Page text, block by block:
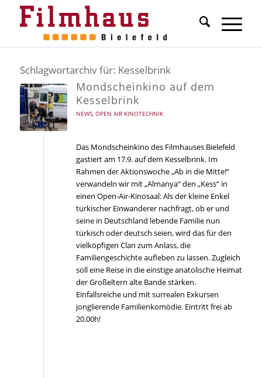
Schlagwortarchiv für: Kesselbrink
Mondscheinkino auf dem
Kesselbrink
NEWS, OPEN AIR KINOTECHNIK
Das Mondscheinkino des Filmhauses Bielefeld
gastiert am 17.9. auf dem Kesselbrink. Im
Rahmen der Aktionswoche „Ab in die Mitte!“
verwandeln wir mit „Almanya“ den „Kess“ in
einen Open-Air-Kinosaal: Als der kleine Enkel
türkischer Einwanderer nachfragt, ob er und
seine in Deutschland lebende Familie nun
türkisch oder deutsch seien, wird das für den
vielköpfigen Clan zum Anlass, die
Familiengeschichte aufleben zu lassen. Zugleich
soll eine Reise in die einstige anatolische Heimat
der Großeltern alte Bande stärken.
Einfallsreiche und mit surrealen Exkursen
jonglierende Familienkomödie. Eintritt frei ab
20.00h!